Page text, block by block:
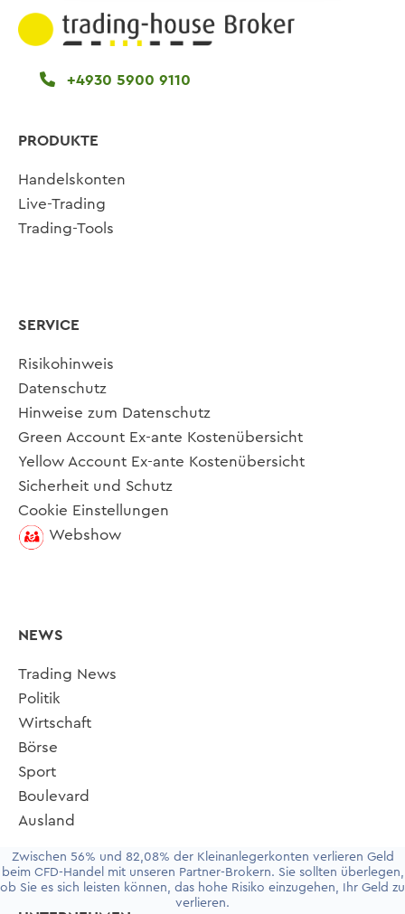
Zwischen 56% und 82,08% der Kleinanlegerkonten verlieren Geld
beim CFD-Handel mit unseren Partner-Brokern. Sie sollten überlegen,
ob Sie es sich leisten können, das hohe Risiko einzugehen, Ihr Geld zu
verlieren.
+4930 5900 9110
PRODUKTE
Handelskonten
Live-Trading
Trading-Tools
SERVICE
Risikohinweis
Datenschutz
Hinweise zum Datenschutz
Green Account Ex-ante Kostenübersicht
Yellow Account Ex-ante Kostenübersicht
Sicherheit und Schutz
Cookie Einstellungen
Webshow
NEWS
Trading News
Politik
Wirtschaft
Börse
Sport
Boulevard
Ausland